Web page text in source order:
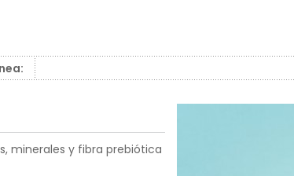
minerales y fibra prebiótica